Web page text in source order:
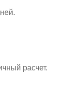
расчет.